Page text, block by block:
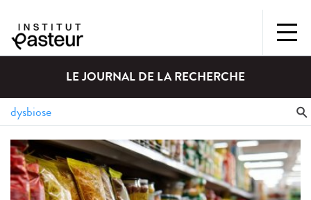
LE JOURNAL DE LA RECHERCHE